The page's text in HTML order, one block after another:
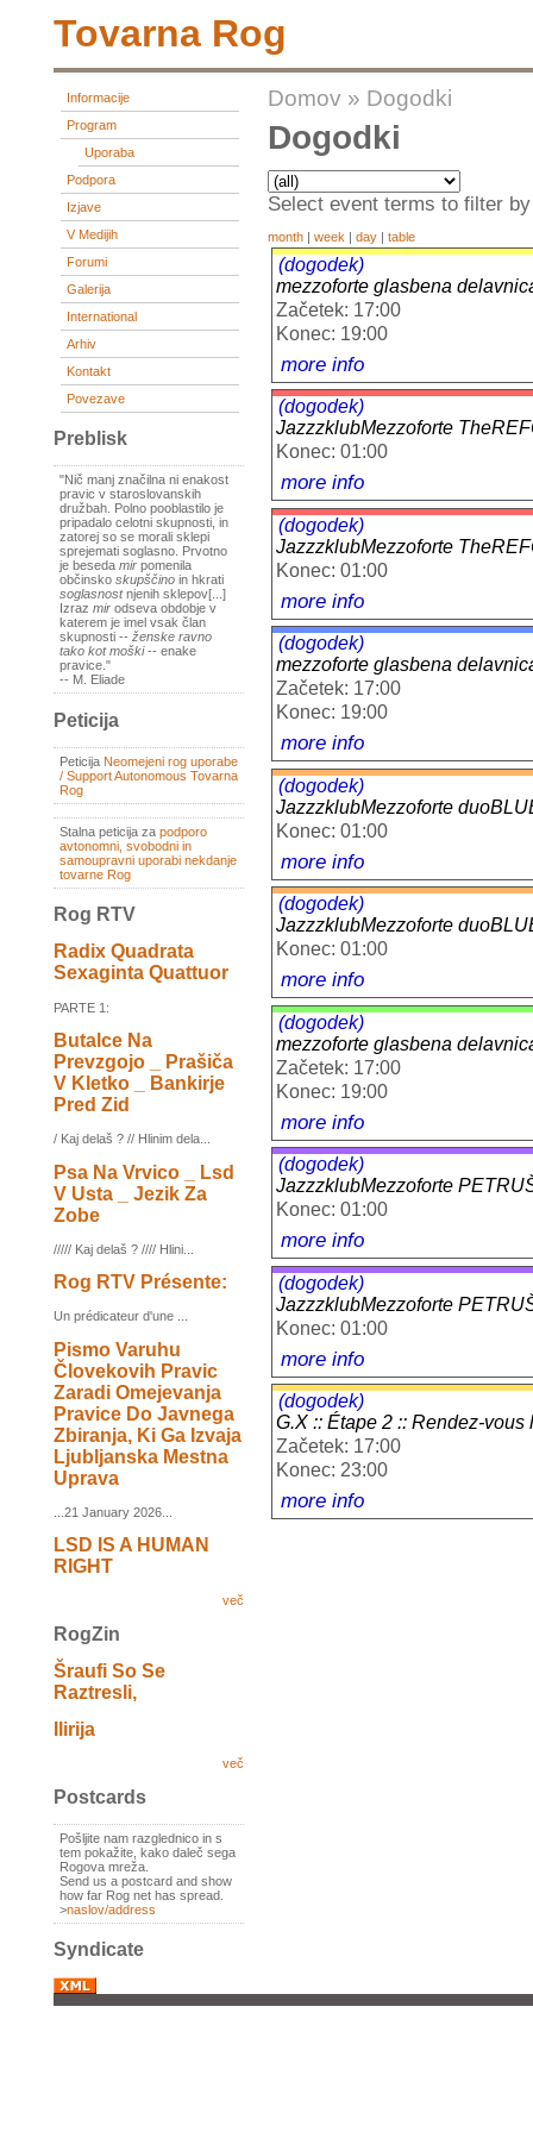
Tovarna Rog
Informacije
Program
Uporaba
Podpora
Izjave
V Medijih
Forumi
Galerija
International
Arhiv
Kontakt
Povezave
Preblisk
"Nič manj značilna ni enakost
pravic v staroslovanskih
družbah. Polno pooblastilo je
pripadalo celotni skupnosti, in
zatorej so se morali sklepi
sprejemati soglasno. Prvotno
je beseda mir pomenila
občinsko skupščino in hkrati
soglasnostnjenih sklepov[...]
Izraz mir odseva obdobje v
katerem je imel vsak član
skupnosti -- ženske ravno
tako kot moški-- enake
pravice."
-- M. Eliade
Peticija
Peticija Neomejeni rog uporabe
/ Support Autonomous Tovarna
Rog
Stalna peticija za podporo
avtonomni, svobodni in
samoupravni uporabi nekdanje
tovarne Rog
Rog RTV
Radix Quadrata
Sexaginta Quattuor
PARTE 1:
Butalce Na
Prevzgojo _ Prašiča
V Kletko _ Bankirje
Pred Zid
/ Kaj delaš ? // Hlinim dela...
Psa Na Vrvico _ Lsd
V Usta _ Jezik Za
Zobe
///// Kaj delaš ? //// Hlini...
Rog RTV Présente:
Un prédicateur d'une ...
Pismo Varuhu
Človekovih Pravic
Zaradi Omejevanja
Pravice Do Javnega
Zbiranja, Ki Ga Izvaja
Ljubljanska Mestna
Uprava
...21 January 2026...
LSD IS A HUMAN
RIGHT
več
RogZin
Šraufi So Se
Raztresli,
Ilirija
več
Postcards
Pošljite nam razglednico in s
tem pokažite, kako daleč sega
Rogova mreža.
Send us a postcard and show
how far Rog net has spread.
>naslov/address
Syndicate
Domov » Dogodki
Dogodki
Select event terms to filter by
month | week | day | table
(dogodek)
mezzoforte glasbena
Začetek: 17:00
Konec: 19:00
more info
(dogodek)
JazzzklubMezzoforte
Konec: 01:00
more info
(dogodek)
JazzzklubMezzoforte
Konec: 01:00
more info
(dogodek)
mezzoforte glasbena
Začetek: 17:00
Konec: 19:00
more info
(dogodek)
JazzzklubMezzoforte
Konec: 01:00
more info
(dogodek)
JazzzklubMezzoforte
Konec: 01:00
more info
(dogodek)
mezzoforte glasbena
Začetek: 17:00
Konec: 19:00
more info
(dogodek)
JazzzklubMezzoforte
Konec: 01:00
more info
(dogodek)
JazzzklubMezzoforte
Konec: 01:00
more info
(dogodek)
G.X :: Étape 2 :: Rendez-vous
Začetek: 17:00
Konec: 23:00
more info